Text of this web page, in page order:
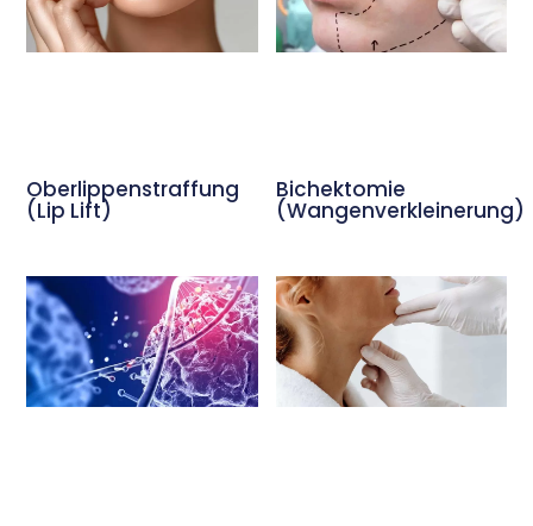
Oberlippenstraffung
(Lip Lift)
Bichektomie
(Wangenverkleinerung)